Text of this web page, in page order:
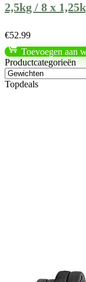
2,5kg / 8 x
€52.99
Toevoegen aan
Productcategorieën
Topdeals